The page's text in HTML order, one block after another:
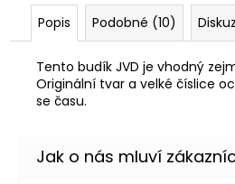
Popis Podobné (10)
Tento budík JVD je vhodný
Originální tvar a velké číslice
se času.